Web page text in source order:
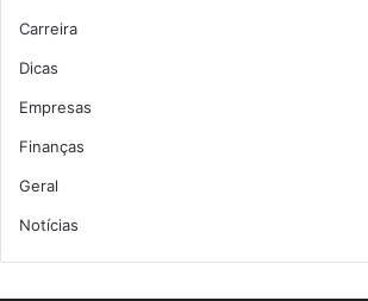
Carreira
Dicas
Empresas
Finanças
Geral
Notícias